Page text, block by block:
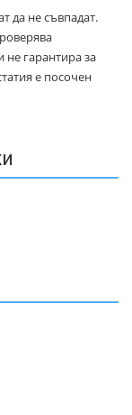
да не съвпадат.
не гарантира за
е посочен